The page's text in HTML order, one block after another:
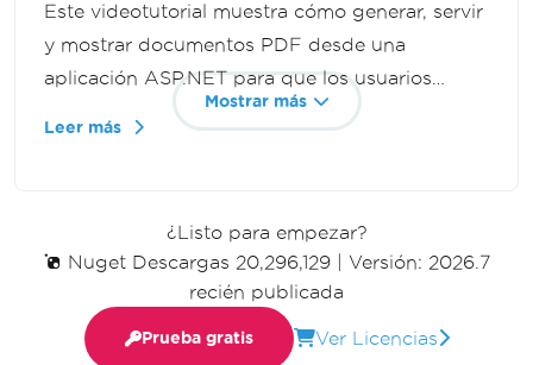
Este videotutorial muestra cómo generar, servir
y mostrar documentos PDF desde una
aplicación ASP.NET para que los usuarios
puedan verlos en una nueva pestaña del
Leer más
Mostrar más
¿Listo para empezar?
Nuget Descargas 20,296,129
Versión: 2026.7
recién publicada
Prueba gratis Ver Licencias